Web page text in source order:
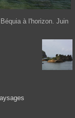
à l'horizon. Juin